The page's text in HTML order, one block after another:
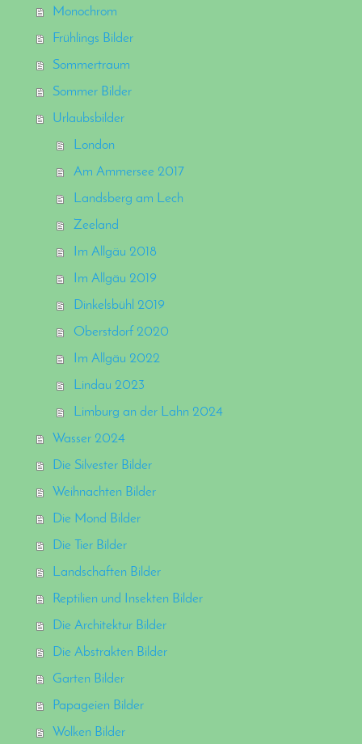
Monochrom
Frühlings Bilder
Sommertraum
Sommer Bilder
Urlaubsbilder
London
Am Ammersee 2017
Landsberg am Lech
Zeeland
Im Allgäu 2018
Im Allgäu 2019
Dinkelsbühl 2019
Oberstdorf 2020
Im Allgäu 2022
Lindau 2023
Limburg an der Lahn 2024
Wasser 2024
Die Silvester Bilder
Weihnachten Bilder
Die Mond Bilder
Die Tier Bilder
Landschaften Bilder
Reptilien und Insekten Bilder
Die Architektur Bilder
Die Abstrakten Bilder
Garten Bilder
Papageien Bilder
Wolken Bilder